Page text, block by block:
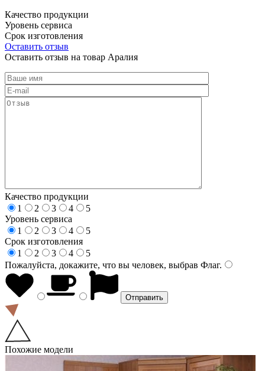
Качество продукции
Уровень сервиса
Срок изготовления
Оставить отзыв
Оставить отзыв на товар Аралия
Качество продукции
1
2 3 4
5
Уровень сервиса
1
2 3 4
5
Срок изготовления
1
2 3 4
5
Пожалуйста, докажите, что вы человек, выбрав Флаг.
Похожие модели